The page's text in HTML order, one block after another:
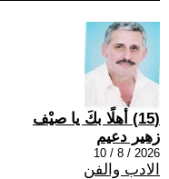
(15) أهلًا بكَ يا صيْف
زهير دعيم
2026 / 8 / 10
الادب والفن